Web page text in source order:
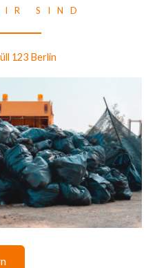
SIND
123 Berlin